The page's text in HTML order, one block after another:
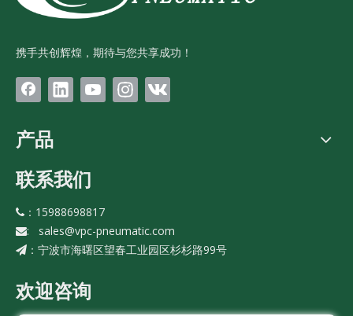
携手共创辉煌，期待与您共享成功！
产品
联系我们
 ：15988698817
: sales@vpc-pneumatic.com
： 宁波市海曙区望春工业园区杉杉路99号
欢迎咨询